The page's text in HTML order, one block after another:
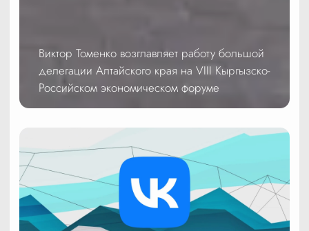
Виктор Томенко возглавляет работу большой
делегации Алтайского края на VIII Кыргызско-
Российском экономическом форуме